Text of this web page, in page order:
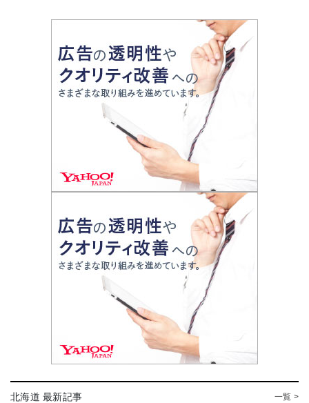
北海道 最新記事 一覧 >